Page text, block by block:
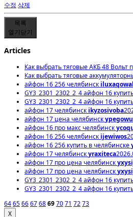
수정 삭제
목록
열기닫기
Articles
Как выбрать тяговые АКБ 48 Вольт
Как выбрать тяговые
айфон 16 256 челябинск
GY3_2301_2302_2_4 айфон 16
GY3_2301_2302_2_4 айфон 16
айфон 17 челябинск ikyzosivoba
айфон 17 цена челябинск
айфон 16 про макс челябинск
айфон 16 256 челябинск ijewiwos
айфон 16 256 купить в челябинске
айфон 17 челябинскyraxiteca
айфон 17 про цена челябинск
айфон 17 про цена челябинск
GY3_2301_2302_2_4 айфон 16
GY3_2301_2302_2_4 айфон 16
6465666768697071 7273
X